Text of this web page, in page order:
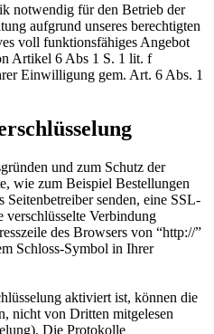
notwendig für den Betrieb der
aufgrund unseres berechtigten
voll funktionsfähiges Angebot
Artikel 6 Abs 1 S. 1 lit. f
Einwilligung gem. Art. 6 Abs. 1
und zum Schutz der
wie zum Beispiel Bestellungen
Seitenbetreiber senden, eine SSL-
Verbindung
des Browsers von “http://”
Schloss-Symbol in Ihrer
aktiviert ist, können die
nicht von Dritten mitgelesen
Die Protokolle